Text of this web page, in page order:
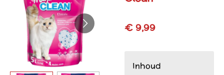
€ 9,99
Inhoud